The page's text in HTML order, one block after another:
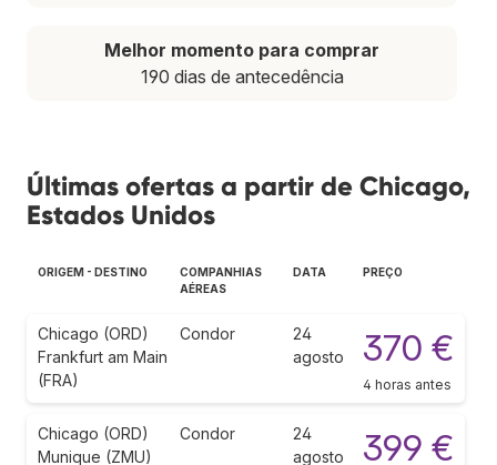
Melhor momento para comprar
190 dias de antecedência
Últimas ofertas a partir de Chicago,
Estados Unidos
ORIGEM - DESTINO
COMPANHIAS
AÉREAS
DATA PREÇO
Chicago (ORD)
Frankfurt am Main
(FRA)
Condor
24
agosto
370 €
4 horas antes
Chicago (ORD)
Munique (ZMU)
Condor
24
agosto
399 €